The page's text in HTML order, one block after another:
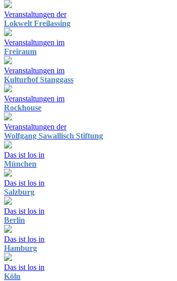
Veranstaltungen der
Lokwelt Freilassing
Veranstaltungen im
Freiraum
Veranstaltungen im
Kulturhof Stanggass
Veranstaltungen im
Rockhouse
Veranstaltungen der
Wolfgang Sawallisch Stiftung
Das ist los in
München
Das ist los in
Salzburg
Das ist los in
Berlin
Das ist los in
Hamburg
Das ist los in
Köln